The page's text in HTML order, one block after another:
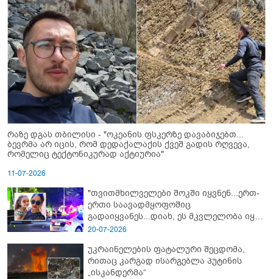
რაზე დგას თბილისი - "ოკეანის ფსკერზე დავაბიჯებთ...
ბევრმა არ იცის, რომ დედაქალაქის ქვეშ გადის რღვევა,
რომელიც ტექტონიკურად აქტიურია"
11-07-2026
"თვითმხილველები შოკში იყვნენ...ერთ-
ერთი საავადმყოფოშიც
გადაიყვანეს...დიახ, ეს მკვლელობა იყო"
- გორში დატრიალებული ტრაგედიის
20-07-2026
უკრაინელების ფატალური შეცდომა,
რითაც კარგად ისარგებლა პუტინის
„ისკანდერმა“